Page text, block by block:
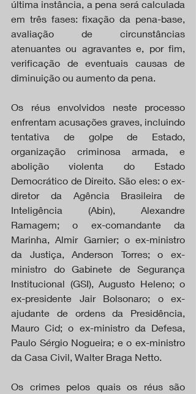
última instância, a pena será calculada
em três fases: fixação da pena-base,
avaliação de circunstâncias
atenuantes ou agravantes e, por fim,
verificação de eventuais causas de
diminuição ou aumento da pena.
Os réus envolvidos neste processo
enfrentam acusações graves, incluindo
tentativa de golpe de Estado,
organização criminosa armada, e
abolição violenta do Estado
Democrático de Direito. São eles: o ex-
diretor da Agência Brasileira de
Inteligência (Abin), Alexandre
Ramagem; o ex-comandante da
Marinha, Almir Garnier; o ex-ministro
da Justiça, Anderson Torres; o ex-
ministro do Gabinete de Segurança
Institucional (GSI), Augusto Heleno; o
ex-presidente Jair Bolsonaro; o ex-
ajudante de ordens da Presidência,
Mauro Cid; o ex-ministro da Defesa,
Paulo Sérgio Nogueira; e o ex-ministro
da Casa Civil, Walter Braga Netto.
Os crimes pelos quais os réus são